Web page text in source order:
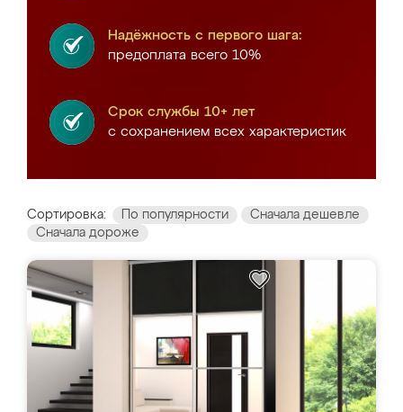
Надёжность с первого шага:
предоплата всего 10%
Срок службы 10+ лет
с сохранением всех характеристик
Сортировка: По популярности
Сначала дешевле
Сначала дороже